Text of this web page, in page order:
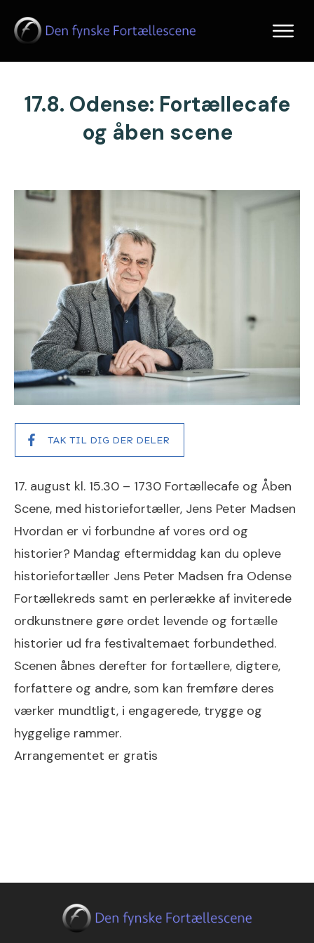
17.8. Odense: Fortællecafe
og åben scene
TAK TIL DIG DER DELER
17. august kl. 15.30 – 1730 Fortællecafe og Åben
Scene, med historiefortæller, Jens Peter Madsen
Hvordan er vi forbundne af vores ord og
historier? Mandag eftermiddag kan du opleve
historiefortæller Jens Peter Madsen fra Odense
Fortællekreds samt en perlerække af inviterede
ordkunstnere gøre ordet levende og fortælle
historier ud fra festivaltemaet forbundethed.
Scenen åbnes derefter for fortællere, digtere,
forfattere og andre, som kan fremføre deres
værker mundtligt, i engagerede, trygge og
hyggelige rammer.
Arrangementet er gratis